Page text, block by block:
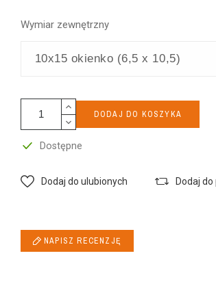
Wymiar zewnętrzny
DODAJ DO KOSZYKA
Dostępne
Dodaj do ulubionych Dodaj
NAPISZ RECENZJĘ